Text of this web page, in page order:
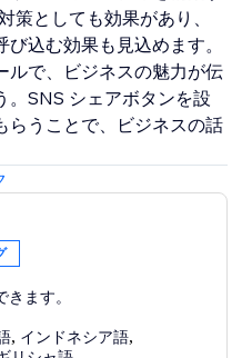
策としても効果があり、
込む効果も見込めます。
ルで、ビジネスの魅力が伝
。SNS シェアボタンを設
らうことで、ビジネスの話
ます。
, インドネシア語,